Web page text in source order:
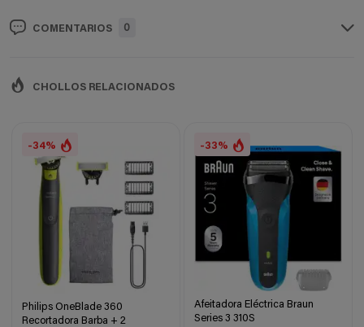
COMENTARIOS 0
CHOLLOS RELACIONADOS
-34%
Philips OneBlade 360
Recortadora Barba + 2
-33%
Afeitadora Eléctrica Braun
Series 3 310S